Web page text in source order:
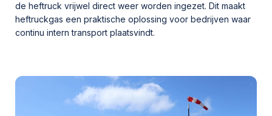
de heftruck vrijwel direct weer worden ingezet. Dit maakt
heftruckgas een praktische oplossing voor bedrijven waar
continu intern transport plaatsvindt.